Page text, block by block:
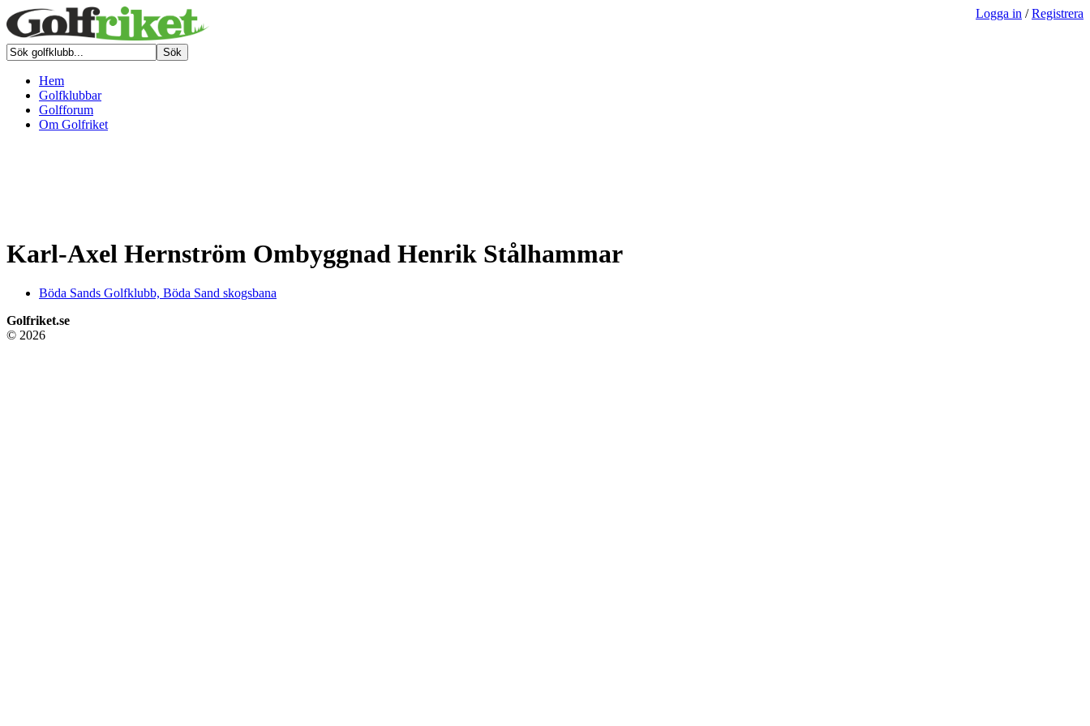
Logga in /Registrera
Hem
Golfklubbar
Golfforum
Om Golfriket
Karl-Axel Hernström Ombyggnad Henrik Stålhammar
Böda Sands Golfklubb, Böda Sand skogsbana
Golfriket.se
© 2026